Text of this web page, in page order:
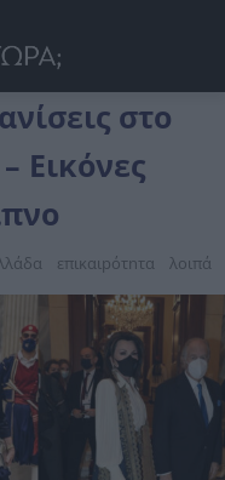
στο
Εικόνες
επικαιpότnτα λοιπά